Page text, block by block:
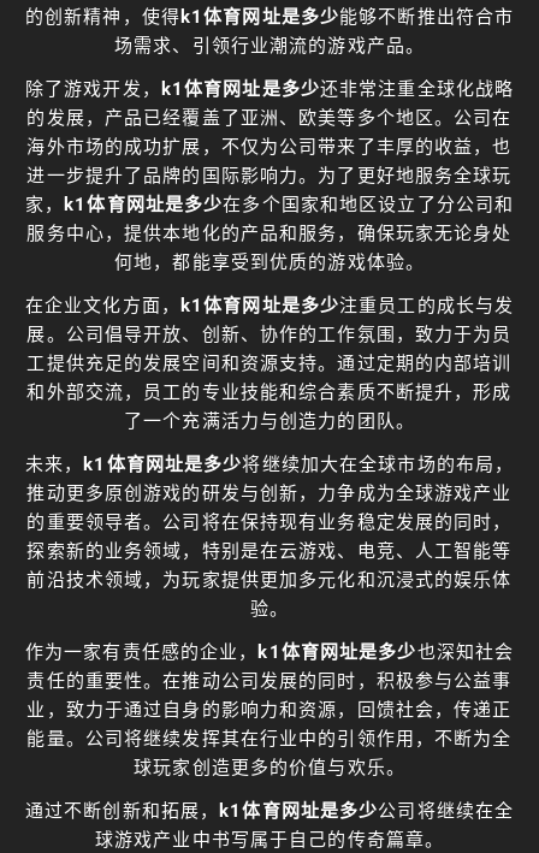
的创新精神，使得 k1体育网址是多少能够不断推出符合市
场需求、引领行业潮流的游戏产品。
除了游戏开发，
k1体育网址是多少还非常注重全球化战略
的发展，产品已经覆盖了亚洲、欧美等多个地区。公司在
海外市场的成功扩展，不仅为公司带来了丰厚的收益，也
进一步提升了品牌的国际影响力。为了更好地服务全球玩
家，
k1体育网址是多少在多个国家和地区设立了分公司和
服务中心，提供本地化的产品和服务，确保玩家无论身处
何地，都能享受到优质的游戏体验。
在企业文化方面，
k1体育网址是多少注重员工的成长与发
展。公司倡导开放、创新、协作的工作氛围，致力于为员
工提供充足的发展空间和资源支持。通过定期的内部培训
和外部交流，员工的专业技能和综合素质不断提升，形成
了一个充满活力与创造力的团队。
未来，
k1体育网址是多少将继续加大在全球市场的布局，
推动更多原创游戏的研发与创新，力争成为全球游戏产业
的重要领导者。公司将在保持现有业务稳定发展的同时，
探索新的业务领域，特别是在云游戏、电竞、人工智能等
前沿技术领域，为玩家提供更加多元化和沉浸式的娱乐体
验。
作为一家有责任感的企业，
k1体育网址是多少也深知社会
责任的重要性。在推动公司发展的同时，积极参与公益事
业，致力于通过自身的影响力和资源，回馈社会，传递正
能量。公司将继续发挥其在行业中的引领作用，不断为全
球玩家创造更多的价值与欢乐。
通过不断创新和拓展，
k1体育网址是多少公司将继续在全
球游戏产业中书写属于自己的传奇篇章。